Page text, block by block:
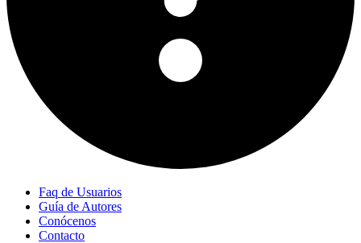
Faq de Usuarios
Guía de Autores
Conócenos
Contacto